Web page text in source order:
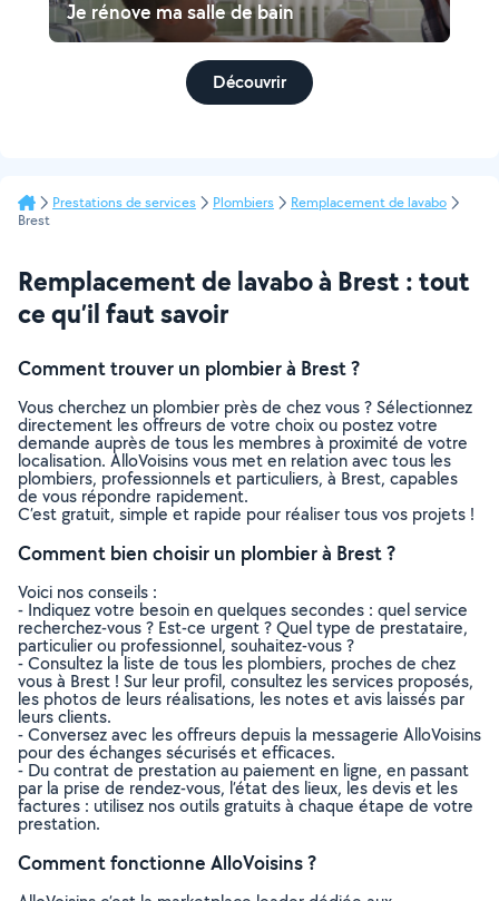
Je rénove ma salle de bain
Découvrir
Prestations de services Plombiers
Remplacement de lavabo
Brest
Remplacement de lavabo à Brest : tout
ce qu’il faut savoir
Comment trouver un plombier à Brest ?
Vous cherchez un plombier près de chez vous ? Sélectionnez
directement les offreurs de votre choix ou postez votre
demande auprès de tous les membres à proximité de votre
localisation. AlloVoisins vous met en relation avec tous les
plombiers, professionnels et particuliers, à Brest, capables
de vous répondre rapidement.
C’est gratuit, simple et rapide pour réaliser tous vos projets !
Comment bien choisir un plombier à Brest ?
Voici nos conseils :
- Indiquez votre besoin en quelques secondes : quel service
recherchez-vous ? Est-ce urgent ? Quel type de prestataire,
particulier ou professionnel, souhaitez-vous ?
- Consultez la liste de tous les plombiers, proches de chez
vous à Brest ! Sur leur profil, consultez les services proposés,
les photos de leurs réalisations, les notes et avis laissés par
leurs clients.
- Conversez avec les offreurs depuis la messagerie AlloVoisins
pour des échanges sécurisés et efficaces.
- Du contrat de prestation au paiement en ligne, en passant
par la prise de rendez-vous, l’état des lieux, les devis et les
factures : utilisez nos outils gratuits à chaque étape de votre
prestation.
Comment fonctionne AlloVoisins ?